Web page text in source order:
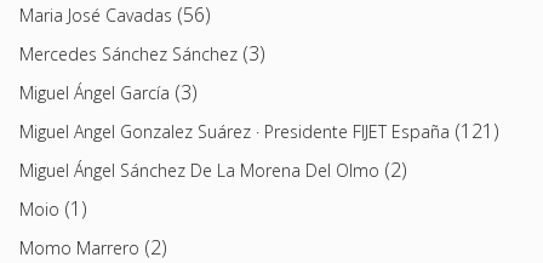
Maria José Cavadas (56)
Mercedes Sánchez Sánchez (3)
Miguel Ángel García (3)
Miguel Angel Gonzalez Suárez · Presidente FIJET España (121)
Miguel Ángel Sánchez De La Morena Del Olmo (2)
Moio (1)
Momo Marrero (2)